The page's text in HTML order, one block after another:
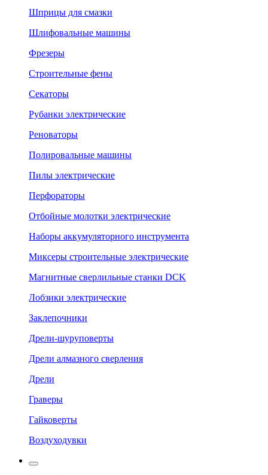
Шприцы для смазки
Шлифовальные машины
Фрезеры
Строительные фены
Секаторы
Рубанки электрические
Реноваторы
Полировальные машины
Пилы электрические
Перфораторы
Отбойные молотки электрические
Наборы аккумуляторного инструмента
Миксеры строительные электрические
Магнитные сверлильные станки DCK
Лобзики электрические
Заклепочники
Дрели-шуруповерты
Дрели алмазного сверления
Дрели
Граверы
Гайковерты
Воздуходувки